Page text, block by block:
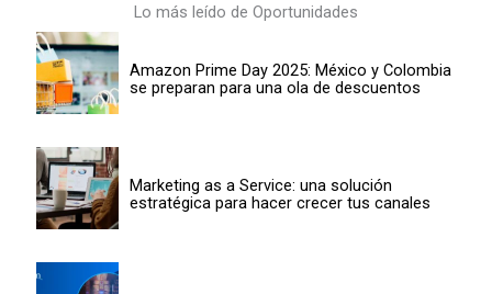
Lo más leído de Oportunidades
Amazon Prime Day 2025: México y Colombia
se preparan para una ola de descuentos
Marketing as a Service: una solución
estratégica para hacer crecer tus canales